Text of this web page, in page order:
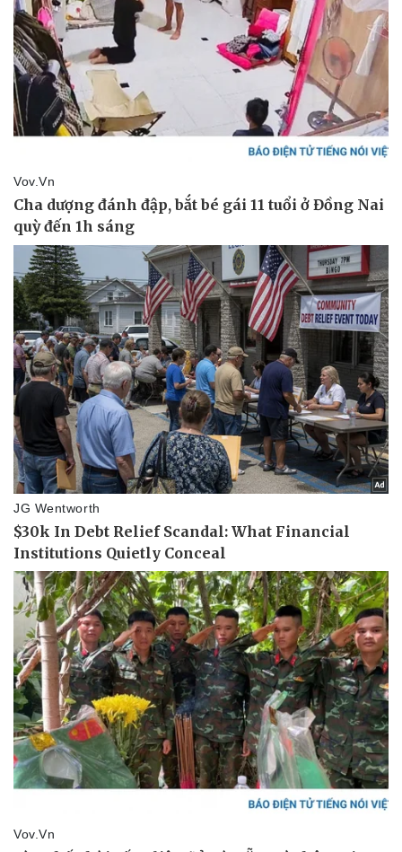
Kinh tế
Bất động sản
Khởi nghiệp
Thị trường
Giá vàng
Tiêu dùng
Tỷ giá
Chứng khoán
Giá cà phê